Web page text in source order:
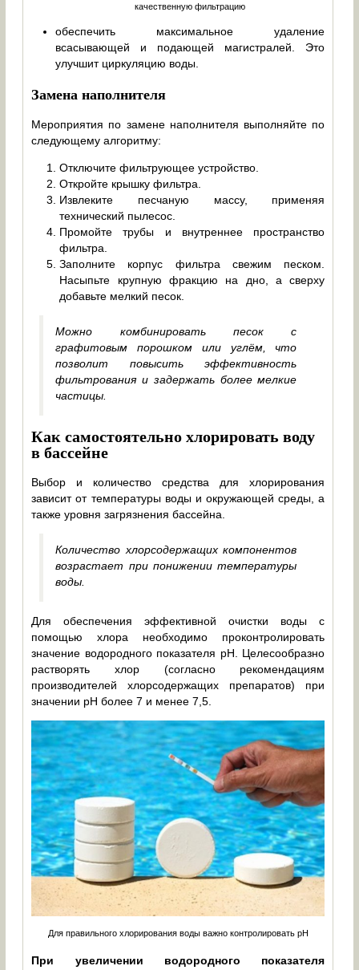
качественную фильтрацию
обеспечить максимальное удаление
всасывающей и подающей магистралей. Это
улучшит циркуляцию воды.
Замена наполнителя
Мероприятия по замене наполнителя выполняйте по
следующему алгоритму:
Отключите фильтрующее устройство.
Откройте крышку фильтра.
Извлеките песчаную массу, применяя
технический пылесос.
Промойте трубы и внутреннее пространство
фильтра.
Заполните корпус фильтра свежим песком.
Насыпьте крупную фракцию на дно, а сверху
добавьте мелкий песок.
Можно комбинировать песок с
графитовым порошком или углём, что
позволит повысить эффективность
фильтрования и задержать более мелкие
частицы.
Как самостоятельно хлорировать воду
в бассейне
Выбор и количество средства для хлорирования
зависит от температуры воды и окружающей среды, а
также уровня загрязнения бассейна.
Количество хлорсодержащих компонентов
возрастает при понижении температуры
воды.
Для обеспечения эффективной очистки воды с
помощью хлора необходимо проконтролировать
значение водородного показателя pH. Целесообразно
растворять хлор (согласно рекомендациям
производителей хлорсодержащих препаратов) при
значении pH более 7 и менее 7,5.
Для правильного хлорирования воды важно контролировать pH
При увеличении водородного показателя